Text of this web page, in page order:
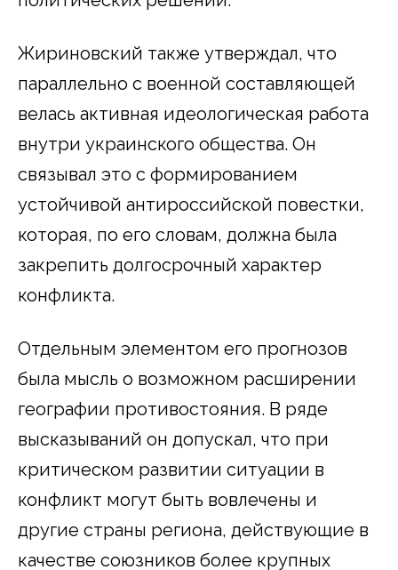
Жириновский также утверждал, что
параллельно с военной составляющей
велась активная идеологическая работа
внутри украинского общества. Он
связывал это с формированием
устойчивой антироссийской повестки,
которая, по его словам, должна была
закрепить долгосрочный характер
конфликта.
Отдельным элементом его прогнозов
была мысль о возможном расширении
географии противостояния. В ряде
высказываний он допускал, что при
критическом развитии ситуации в
конфликт могут быть вовлечены и
другие страны региона, действующие в
качестве союзников более крупных